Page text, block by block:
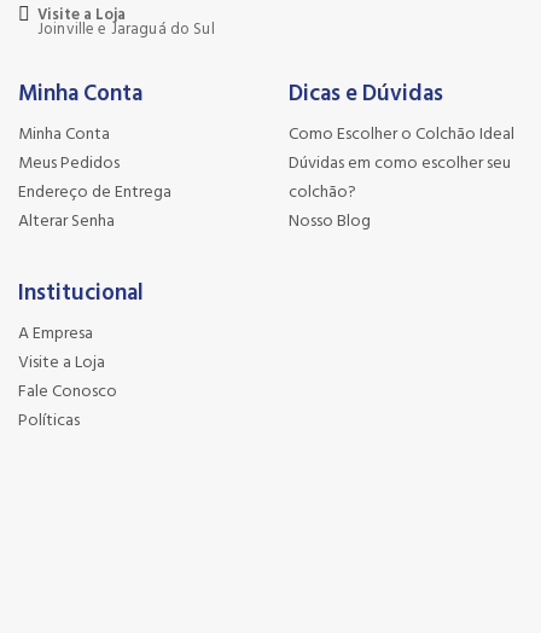
Visite a Loja
Joinville e Jaraguá do Sul
Minha Conta
Minha Conta
Meus Pedidos
Endereço de Entrega
Alterar Senha
Dicas e Dúvidas
Como Escolher o Colchão Ideal
Dúvidas em como escolher seu
colchão?
Nosso Blog
Institucional
A Empresa
Visite a Loja
Fale Conosco
Políticas